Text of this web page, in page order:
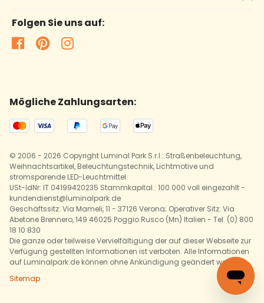
Folgen Sie uns auf:
Mögliche Zahlungsarten:
© 2006 - 2026 Copyright Luminal Park S.r.l.: Straßenbeleuchtung,
Weihnachtsartikel, Beleuchtungstechnik, Lichtmotive und
stromsparende LED-Leuchtmittel
USt-IdNr: IT 04199420235 Stammkapital.: 100.000 voll eingezahlt -
kundendienst@luminalpark.de
Geschäftssitz: Via Mameli, 11 - 37126 Verona; Operativer Sitz: Via
Abetone Brennero, 149 46025 Poggio Rusco (Mn) Italien - Tel. (0) 800
18 10 830
Die ganze oder teilweise Vervielfältigung der auf dieser Webseite zur
Verfügung gestellten Informationen ist verboten. Alle Informationen
auf Luminalpark.de können ohne Ankündigung geändert werden.
Sitemap